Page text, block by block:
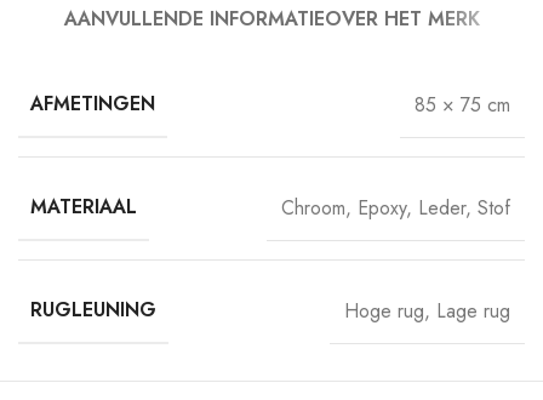
AANVULLENDE INFORMATIEOVER HET MERK
AFMETINGEN 85 × 75 cm
MATERIAAL Chroom, Epoxy, Leder, Stof
RUGLEUNING Hoge rug, Lage rug